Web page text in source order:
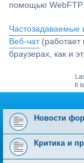
помощью WebFTP
Частозадаваемые
Веб-чат(работает
браузерах, как и
It
Новости
Критика и